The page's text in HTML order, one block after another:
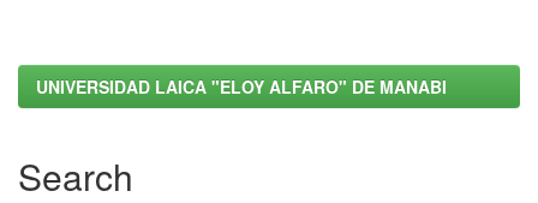
UNIVERSIDAD LAICA "ELOY ALFARO" DE MANABI
Search